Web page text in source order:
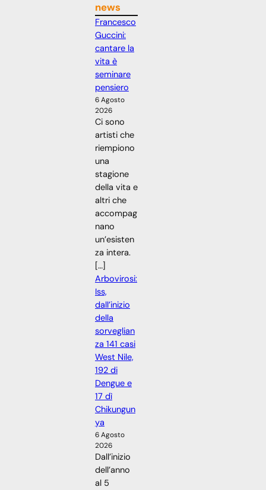
news
Francesco
Guccini:
cantare la
vita è
seminare
pensiero
6 Agosto
2026
Ci sono
artisti che
riempiono
una
stagione
della vita e
altri che
accompag
nano
un’esisten
za intera.
[…]
Arbovirosi:
Iss,
dall’inizio
della
sorveglian
za 141 casi
West Nile,
192 di
Dengue e
17 dì
Chikungun
ya
6 Agosto
2026
Dall’inizio
dell’anno
al 5